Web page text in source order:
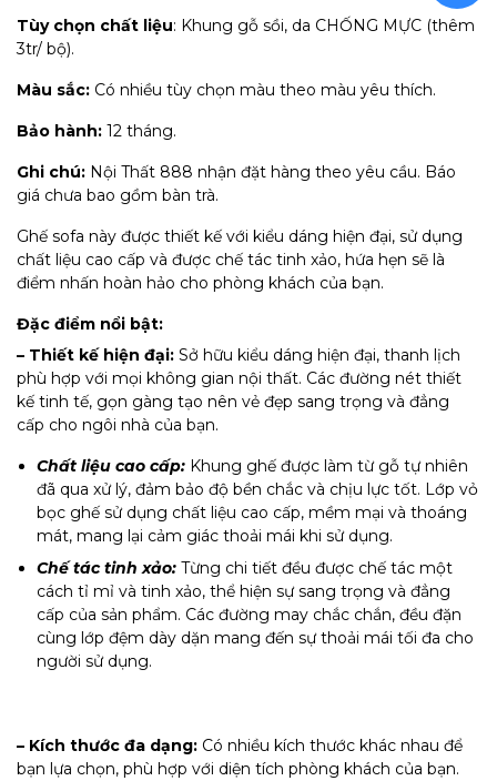
Tùy chọn chất liệu: Khung gỗ sồi, da CHỐNG MỰC (thêm
3tr/ bộ).
Màu sắc: Có nhiều tùy chọn màu theo màu yêu thích.
Bảo hành: 12 tháng.
Ghi chú: Nội Thất 888 nhận đặt hàng theo yêu cầu. Báo
giá chưa bao gồm bàn trà​.
Ghế sofa này được thiết kế với kiểu dáng hiện đại, sử dụng
chất liệu cao cấp và được chế tác tinh xảo, hứa hẹn sẽ là
điểm nhấn hoàn hảo cho phòng khách của bạn.
Đặc điểm nổi bật:
– Thiết kế hiện đại: Sở hữu kiểu dáng hiện đại, thanh lịch
phù hợp với mọi không gian nội thất. Các đường nét thiết
kế tinh tế, gọn gàng tạo nên vẻ đẹp sang trọng và đẳng
cấp cho ngôi nhà của bạn.
Chất liệu cao cấp: Khung ghế được làm từ gỗ tự nhiên
đã qua xử lý, đảm bảo độ bền chắc và chịu lực tốt. Lớp vỏ
bọc ghế sử dụng chất liệu cao cấp, mềm mại và thoáng
mát, mang lại cảm giác thoải mái khi sử dụng.
Chế tác tinh xảo: Từng chi tiết đều được chế tác một
cách tỉ mỉ và tinh xảo, thể hiện sự sang trọng và đẳng
cấp của sản phẩm. Các đường may chắc chắn, đều đặn
cùng lớp đệm dày dặn mang đến sự thoải mái tối đa cho
người sử dụng.
– Kích thước đa dạng: Có nhiều kích thước khác nhau để
bạn lựa chọn, phù hợp với diện tích phòng khách của bạn.